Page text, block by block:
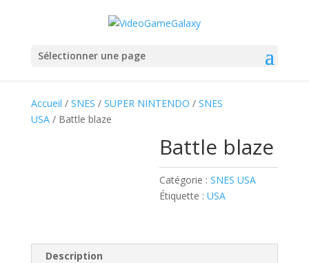
Sélectionner une page
Accueil / SNES / SUPER NINTENDO / SNES
USA/ Battle blaze
Battle blaze
Catégorie :SNES USA
Étiquette :USA
Description